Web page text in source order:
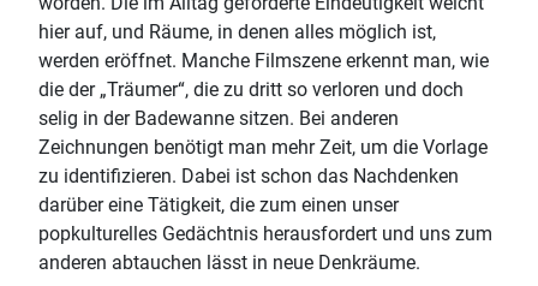
hier auf, und Räume, in denen alles möglich ist,
werden eröffnet. Manche Filmszene erkennt man, wie
die der „Träumer“, die zu dritt so verloren und doch
selig in der Badewanne sitzen. Bei anderen
Zeichnungen benötigt man mehr Zeit, um die Vorlage
zu identifizieren. Dabei ist schon das Nachdenken
darüber eine Tätigkeit, die zum einen unser
popkulturelles Gedächtnis herausfordert und uns zum
anderen abtauchen lässt in neue Denkräume.